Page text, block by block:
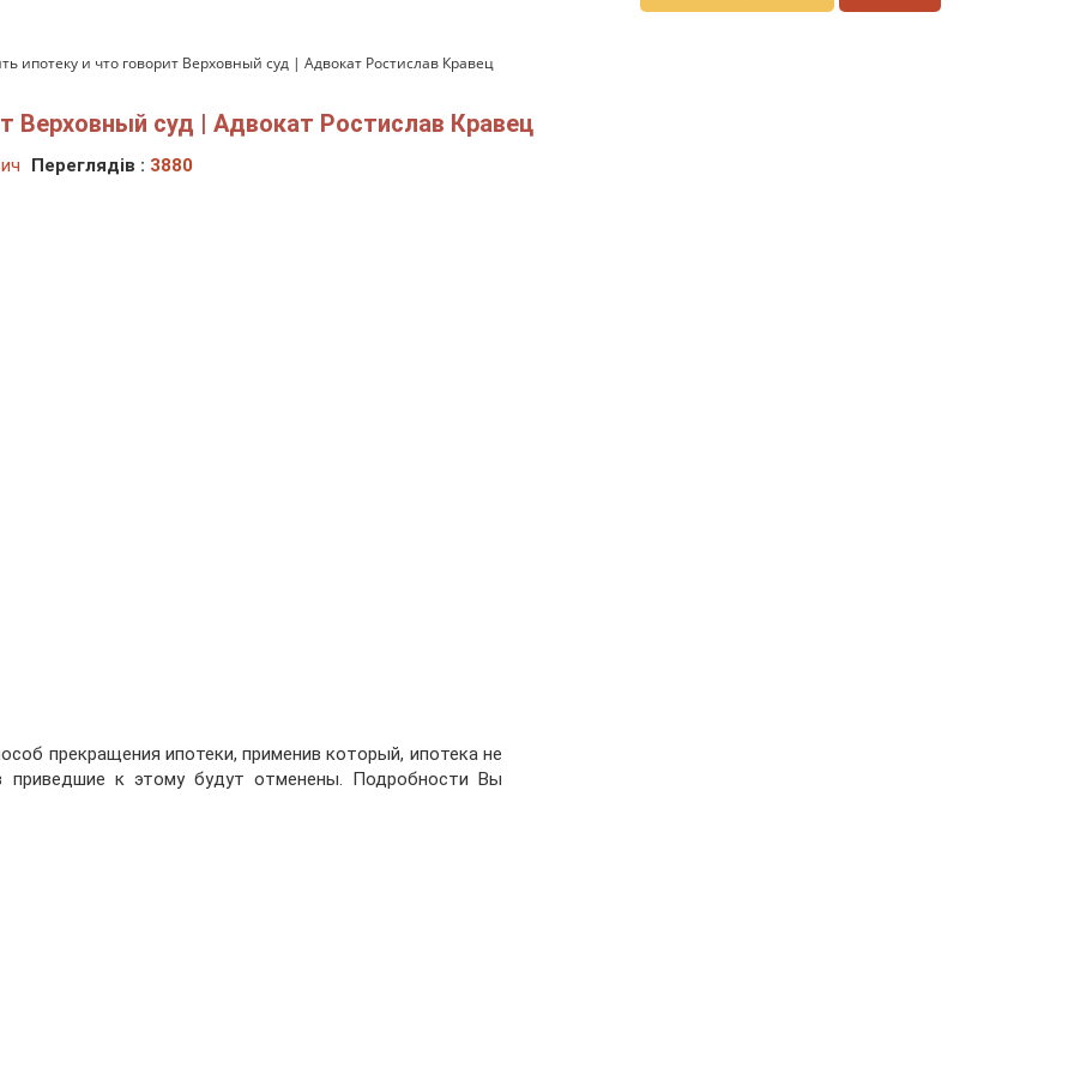
ипотеку и что говорит Верховный суд | Адвокат Ростислав Кравец
Верховный суд | Адвокат Ростислав Кравец
Переглядів : 3880
прекращения ипотеки, применив который, ипотека не
приведшие к этому будут отменены. Подробности Вы